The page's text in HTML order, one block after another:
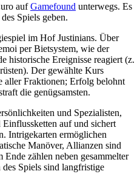
aufGamefound unterwegs. Es
Spiels geben.
im Hof Justinians. Über
per Bietsystem, wie der
historische Ereignisse reagiert (z.
Der gewählte Kurs
aller Fraktionen; Erfolg belohnt
die genügsamsten.
und Spezialisten,
auf und sichert
Intrigekarten ermöglichen
Manöver, Allianzen sind
zählen neben gesammelter
Spiels sind langfristige